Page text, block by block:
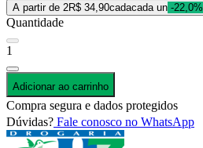
A partir de 2R$ 34,90cadacada un -22,0%
Quantidade
1
Adicionar ao carrinho
Compra segura e dados protegidos
Dúvidas? Fale conosco no WhatsApp